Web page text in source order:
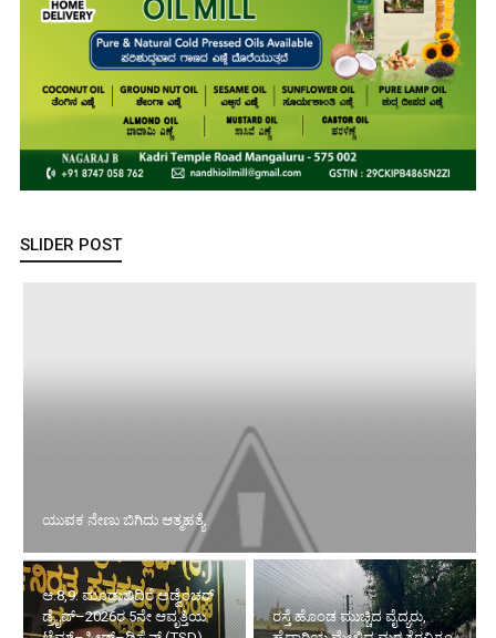
SLIDER POST
ಆ.8,9: ಮೂಡುಬಿದಿರೆ ಅಡ್ವೆಂಚರ್
ಡ್ರೈವ್–2026ರ 5ನೇ ಆವೃತ್ತಿಯ
ಟೈಮ್–ಸ್ಪೀಡ್–ಡಿಸ್ಟೆನ್ಸ್ (TSD)
ರಸ್ತೆ ಹೊಂಡ ಮುಚ್ಚಿದ ವೈದ್ಯರು,